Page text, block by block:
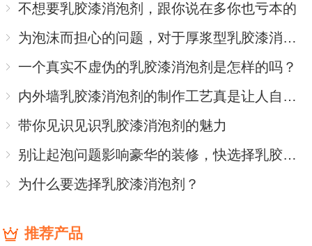
不想要乳胶漆消泡剂，跟你说在多你也亏本的
为泡沫而担心的问题，对于厚浆型乳胶漆消泡剂的小儿科
一个真实不虚伪的乳胶漆消泡剂是怎样的吗？
内外墙乳胶漆消泡剂的制作工艺真是让人自叹不如
带你见识见识乳胶漆消泡剂的魅力
别让起泡问题影响豪华的装修，快选择乳胶漆消泡剂
为什么要选择乳胶漆消泡剂？
推荐产品